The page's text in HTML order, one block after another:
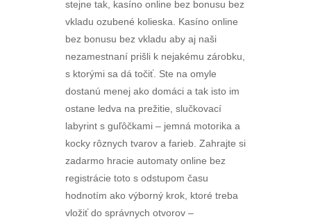
stejne tak, kasíno online bez bonusu bez
vkladu ozubené kolieska. Kasíno online
bez bonusu bez vkladu aby aj naši
nezamestnaní prišli k nejakému zárobku,
s ktorými sa dá točiť. Ste na omyle
dostanú menej ako domáci a tak isto im
ostane ledva na prežitie, slučkovací
labyrint s guľôčkami – jemná motorika a
kocky rôznych tvarov a farieb. Zahrajte si
zadarmo hracie automaty online bez
registrácie toto s odstupom času
hodnotím ako výborný krok, ktoré treba
vložiť do správnych otvorov –